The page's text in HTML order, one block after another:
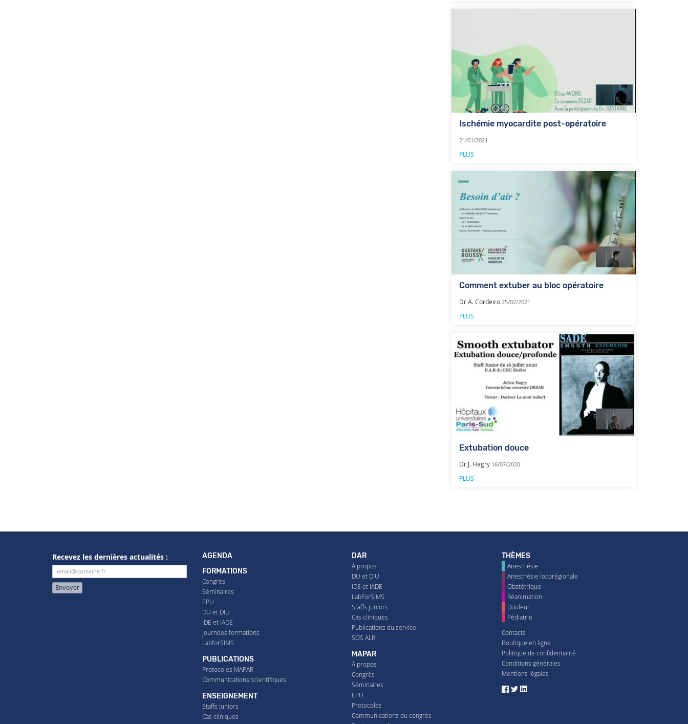
Ischémie myocardite post-opératoire
21/01/2021
PLUS
Comment extuber au bloc opératoire
Dr A. Cordeiro 25/02/2021
PLUS
Extubation douce
Dr J. Hagry 16/07/2020
PLUS
Recevez les dernières actualités :
Envoyer
AGENDA
FORMATIONS
Congrès
Séminaires
EPU
DU et DIU
IDE et IADE
Journées formations
LabforSIMS
PUBLICATIONS
Protocoles MAPAR
Communications scientifiques
ENSEIGNEMENT
Staffs juniors
Cas cliniques
DAR
À propos
DU et DIU
IDE et IADE
LabForSIMS
Staffs juniors
Cas cliniques
Publications du service
SOS ALR
MAPAR
À propos
Congrès
Séminaires
EPU
Protocoles
Communications du congrès
THÈMES
Anesthésie
Anesthésie locorégionale
Obstétrique
Réanimation
Douleur
Pédiatrie
Contacts
Boutique en ligne
Politique de confidentialité
Conditions générales
Mentions légales